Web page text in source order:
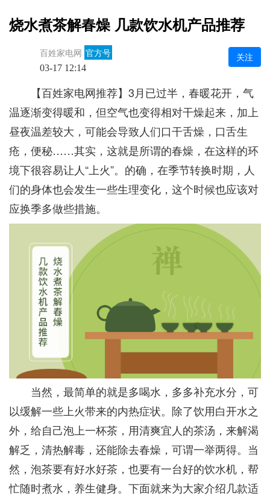
烧水煮茶解春燥 几款饮水机产品推荐
百姓家电网 官方号
03-17 12:14
关注
【百姓家电网推荐】3月已过半，春暖花开，气
温逐渐变得暖和，但空气也变得相对干燥起来，加上
昼夜温差较大，可能会导致人们口干舌燥，口舌生
疮，便秘……其实，这就是所谓的春燥，在这样的环
境下很容易让人“上火”。的确，在季节转换时期，人
们的身体也会发生一些生理变化，这个时候也应该对
应换季多做些措施。
当然，最简单的就是多喝水，多多补充水分，可
以缓解一些上火带来的内热症状。除了饮用白开水之
外，给自己泡上一杯茶，用清爽宜人的茶汤，来解渴
解乏，清热解毒，还能除去春燥，可谓一举两得。当
然，泡茶要有好水好茶，也要有一台好的饮水机，帮
忙随时煮水，养生健身。下面就来为大家介绍几款适